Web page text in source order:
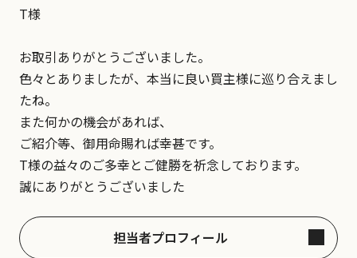
T様
お取引ありがとうございました。
色々とありましたが、本当に良い買主様に巡り合えまし
たね。
また何かの機会があれば、
ご紹介等、御用命賜れば幸甚です。
T様の益々のご多幸とご健勝を祈念しております。
誠にありがとうございました
担当者プロフィール